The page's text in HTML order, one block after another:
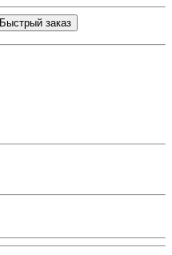
Быстрый заказ